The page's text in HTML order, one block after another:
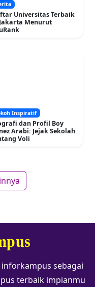
Universitas Terbaik
Menurut
Inspiratif
dan Profil Boy
Arabi: Jejak Sekolah
Voli
sebagai
terbaik impianmu